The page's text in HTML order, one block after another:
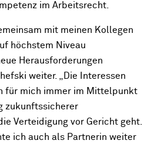
im Arbeitsrecht.
mit meinen Kollegen
höchstem Niveau
Herausforderungen
weiter. „Die Interessen
für mich immer im Mittelpunkt
zukunftssicherer
Verteidigung vor Gericht geht.
ich auch als Partnerin weiter